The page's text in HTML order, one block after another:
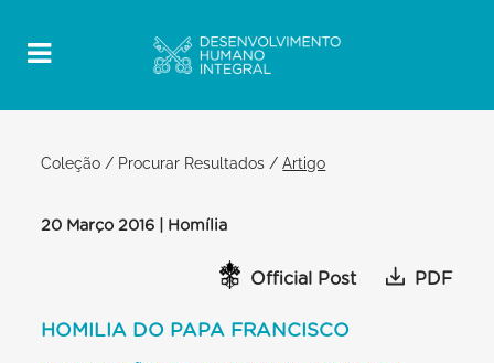
Coleção / Procurar Resultados /Artigo
20 Março 2016 | Homília
Official Post PDF
HOMILIA DO PAPA FRANCISCO